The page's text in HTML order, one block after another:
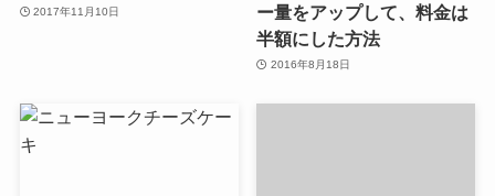
2017年11月10日
ー量をアップして、料金は
半額にした方法
2016年8月18日